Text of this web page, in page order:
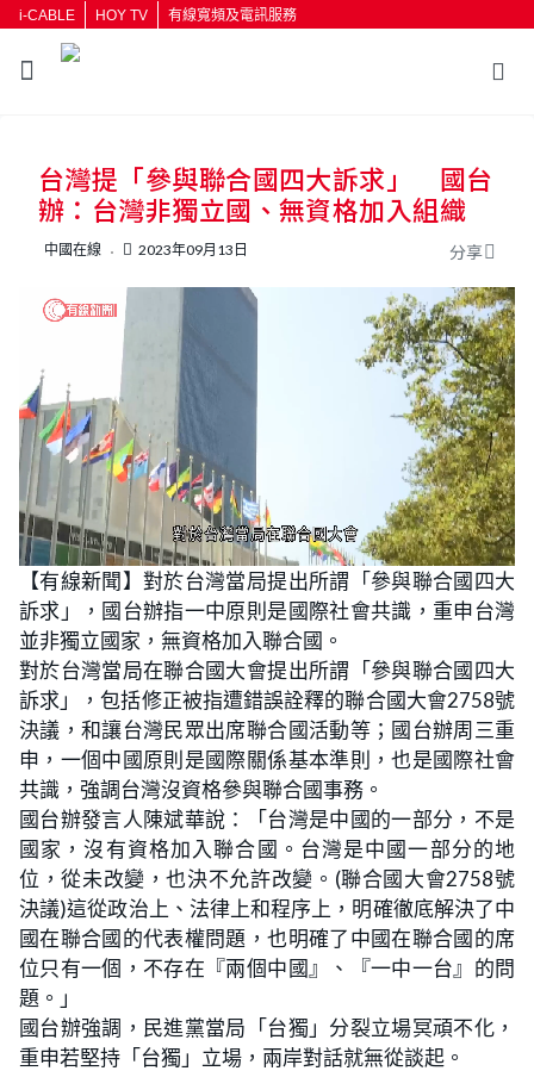
i-CABLE HOY TV 有線寬頻及電訊服務
按輸入鍵開始搜尋
台灣提「參與聯合國四大訴求」 國台
辦：台灣非獨立國、無資格加入組織
中國在線 2023年09月13日 分享
U
n
m
t
e
L
o
a
d
e
d
:
1
5
.
5
2
%
【有線新聞】對於台灣當局提出所謂「參與聯合國四大
訴求」，國台辦指一中原則是國際社會共識，重申台灣
並非獨立國家，無資格加入聯合國。
對於台灣當局在聯合國大會提出所謂「參與聯合國四大
訴求」，包括修正被指遭錯誤詮釋的聯合國大會2758號
決議，和讓台灣民眾出席聯合國活動等；國台辦周三重
申，一個中國原則是國際關係基本準則，也是國際社會
共識，強調台灣沒資格參與聯合國事務。
國台辦發言人陳斌華說：「台灣是中國的一部分，不是
國家，沒有資格加入聯合國。台灣是中國一部分的地
位，從未改變，也決不允許改變。(聯合國大會2758號
決議)這從政治上、法律上和程序上，明確徹底解決了中
國在聯合國的代表權問題，也明確了中國在聯合國的席
位只有一個，不存在『兩個中國』、『一中一台』的問
題。」
國台辦強調，民進黨當局「台獨」分裂立場冥頑不化，
重申若堅持「台獨」立場，兩岸對話就無從談起。